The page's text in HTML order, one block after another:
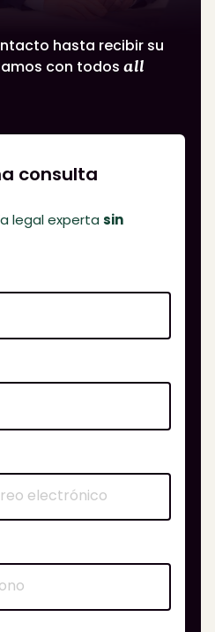
hasta recibir su
con todos all
consulta
legal experta sin